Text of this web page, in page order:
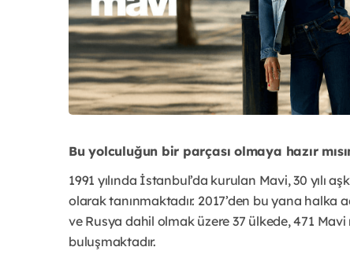
Bu yolculuğun bir parçası olmaya hazır
1991 yılında İstanbul’da kurulan Mavi, 30 yılı
olarak tanınmaktadır. 2017’den bu yana halka
ve Rusya dahil olmak üzere 37 ülkede, 471
buluşmaktadır.